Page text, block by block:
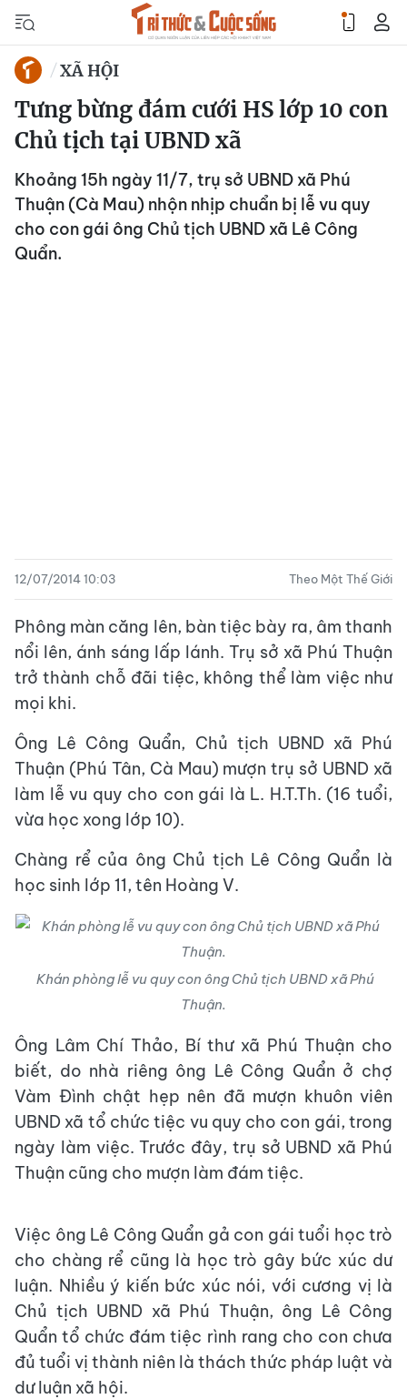
XÃ HỘI
Tưng bừng đám cưới HS lớp 10 con
Chủ tịch tại UBND xã
Khoảng 15h ngày 11/7, trụ sở UBND xã Phú
Thuận (Cà Mau) nhộn nhịp chuẩn bị lễ vu quy
cho con gái ông Chủ tịch UBND xã Lê Công
Quẩn.
12/07/2014 10:03 Theo Một Thế Giới
Phông màn căng lên, bàn tiệc bày ra, âm thanh
nổi lên, ánh sáng lấp lánh. Trụ sở xã Phú Thuận
trở thành chỗ đãi tiệc, không thể làm việc như
mọi khi.
Ông Lê Công Quẩn, Chủ tịch UBND xã Phú
Thuận (Phú Tân, Cà Mau) mượn trụ sở UBND xã
làm lễ vu quy cho con gái là L. H.T.Th. (16 tuổi,
vừa học xong lớp 10).
Chàng rể của ông Chủ tịch Lê Công Quẩn là
học sinh lớp 11, tên Hoàng V.
Khán phòng lễ vu quy con ông Chủ tịch UBND xã Phú
Thuận.
Ông Lâm Chí Thảo, Bí thư xã Phú Thuận cho
biết, do nhà riêng ông Lê Công Quẩn ở chợ
Vàm Đình chật hẹp nên đã mượn khuôn viên
UBND xã tổ chức tiệc vu quy cho con gái, trong
ngày làm việc. Trước đây, trụ sở UBND xã Phú
Thuận cũng cho mượn làm đám tiệc.
Việc ông Lê Công Quẩn gả con gái tuổi học trò
cho chàng rể cũng là học trò gây bức xúc dư
luận. Nhiều ý kiến bức xúc nói, với cương vị là
Chủ tịch UBND xã Phú Thuận, ông Lê Công
Quẩn tổ chức đám tiệc rình rang cho con chưa
đủ tuổi vị thành niên là thách thức pháp luật và
dư luận xã hội.